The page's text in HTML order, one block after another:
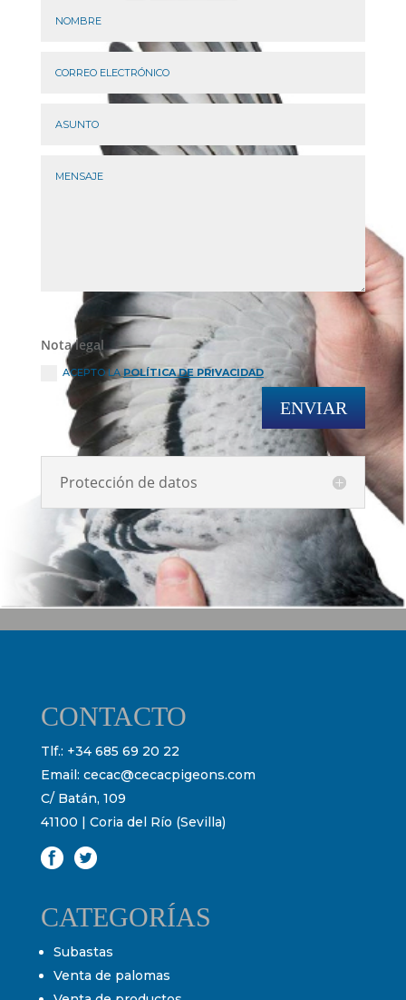
Nota legal
ACEPTO LAPOLÍTICA DE PRIVACIDAD
ENVIAR
Protección de datos
CONTACTO
Tlf.: +34 685 69 20 22
Email: cecac@cecacpigeons.com
C/ Batán, 109
41100 | Coria del Río (Sevilla)
CATEGORÍAS
Subastas
Venta de palomas